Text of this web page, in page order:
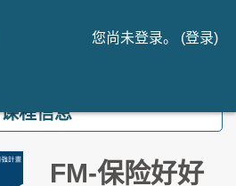
您尚未登录。 (登录)
课程信息
FM-保险好好